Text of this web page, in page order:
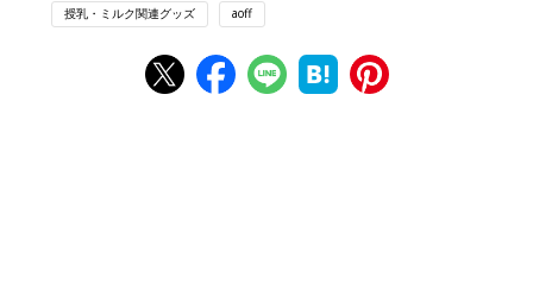
授乳・ミルク関連グッズ aoff